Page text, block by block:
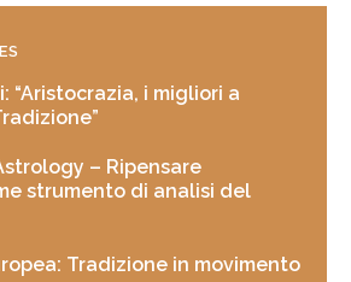
“Aristocrazia, i migliori a
– Ripensare
strumento di analisi del
Tradizione in movimento